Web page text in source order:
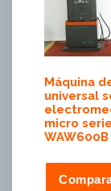
Máquina
universal
micro serie
WAW600B